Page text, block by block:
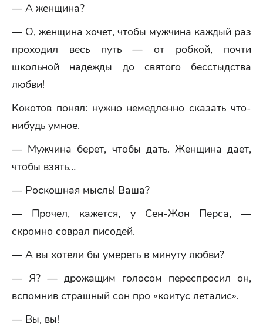
— А женщина?
— О, женщина хочет, чтобы мужчина каждый раз
проходил весь путь — от робкой, почти
школьной надежды до святого бесстыдства
любви!
Кокотов понял: нужно немедленно сказать что-
нибудь умное.
— Мужчина берет, чтобы дать. Женщина дает,
чтобы взять…
— Роскошная мысль! Ваша?
— Прочел, кажется, у Сен-Жон Перса, —
скромно соврал писодей.
— А вы хотели бы умереть в минуту любви?
— Я? — дрожащим голосом переспросил он,
вспомнив страшный сон про «коитус леталис».
— Вы, вы!